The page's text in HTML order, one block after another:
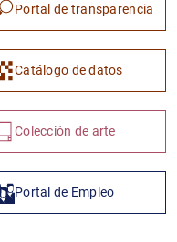
Portal de transparencia
Catálogo de datos
Colección de arte
Portal de Empleo